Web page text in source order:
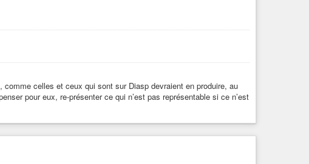
celles et ceux qui sont sur Diasp devraient en produire, au
pour eux, re-présenter ce qui n’est pas représentable si ce n’est